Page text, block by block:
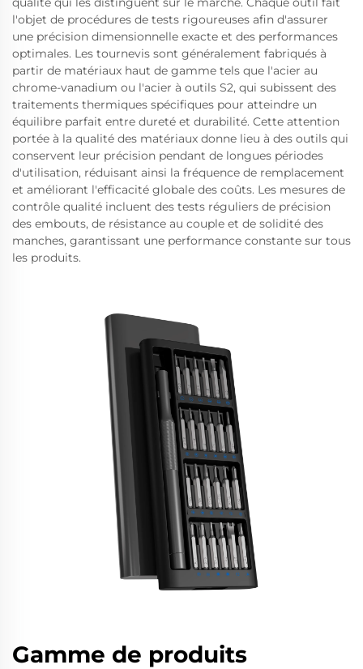
l'objet de procédures de tests rigoureuses afin d'assurer
une précision dimensionnelle exacte et des performances
optimales. Les tournevis sont généralement fabriqués à
partir de matériaux haut de gamme tels que l'acier au
chrome-vanadium ou l'acier à outils S2, qui subissent des
traitements thermiques spécifiques pour atteindre un
équilibre parfait entre dureté et durabilité. Cette attention
portée à la qualité des matériaux donne lieu à des outils qui
conservent leur précision pendant de longues périodes
d'utilisation, réduisant ainsi la fréquence de remplacement
et améliorant l'efficacité globale des coûts. Les mesures de
contrôle qualité incluent des tests réguliers de précision
des embouts, de résistance au couple et de solidité des
manches, garantissant une performance constante sur tous
les produits.
Gamme de produits